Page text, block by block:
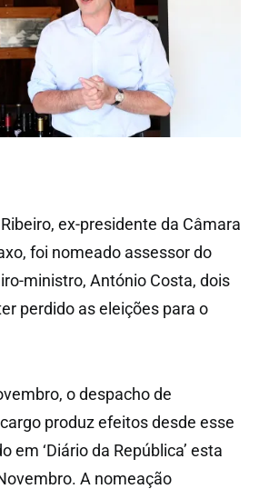
ex-presidente da Câmara
foi nomeado assessor do
ministro, António Costa, dois
perdido as eleições para o
o despacho de
produz efeitos desde esse
em ‘Diário da República’ esta
A nomeação